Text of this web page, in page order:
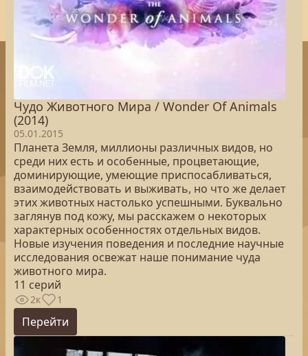
Чудо Животного Мира / Wonder Of Animals
(2014)
05.01.2015
Планета Земля, миллионы различных видов, но
среди них есть и особенные, процветающие,
доминирующие, умеющие приспосабливаться,
взаимодействовать и выживать, но что же делает
этих животных настолько успешными. Буквально
заглянув под кожу, мы расскажем о некоторых
характерных особенностях отдельных видов.
Новые изучения поведения и последние научные
исследования освежат наше понимание чуда
животного мира.
11 серий
2к 1
Перейти